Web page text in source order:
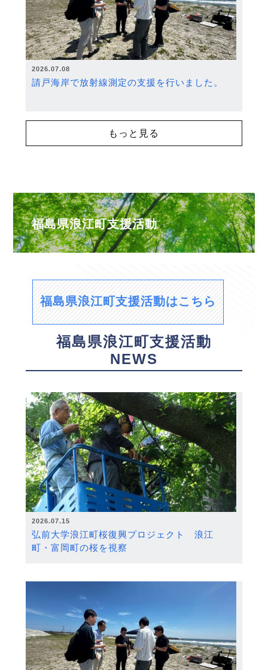
2026.07.08
請戸海岸で放射線測定の支援を行いました。
もっと見る
福島県浪江町支援活動
福島県浪江町支援活動はこちら
福島県浪江町支援活動
NEWS
2026.07.15
弘前大学浪江町桜復興プロジェクト 浪江
町・富岡町の桜を視察